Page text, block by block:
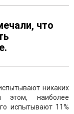
что
никаких
этом, наиболее
испытывают 11%